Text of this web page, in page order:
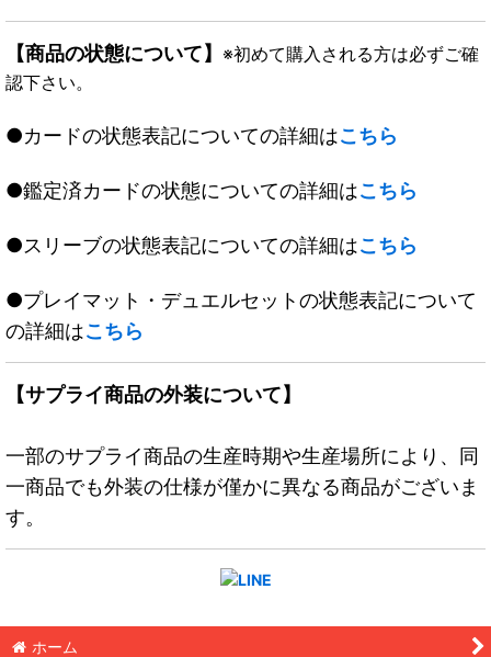
【商品の状態について】 ※初めて購入される方は必ずご確
認下さい。
●カードの状態表記についての詳細はこちら
●鑑定済カードの状態についての詳細はこちら
●スリーブの状態表記についての詳細はこちら
●プレイマット・デュエルセットの状態表記について
の詳細はこちら
【サプライ商品の外装について】
一部のサプライ商品の生産時期や生産場所により、同
一商品でも外装の仕様が僅かに異なる商品がございま
す。
ホーム